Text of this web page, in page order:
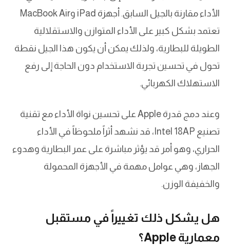
الأداء مقارنة بالجيل السابق. أجهزة iPad وMacBook Air
تعتمد بشكل كبير على الأداء المتوازن والاستقلالية
الطويلة للبطارية، ولذلك يمكن أن يكون هذا الجيل نقطة
تحول في تحسين تجربة الاستخدام دون الحاجة إلى رفع
الاستهلاك الكهربائي.
وعند دمج قدرة Apple على تحسين نواة الأداء مع تقنية
تصنيع Intel 18AP، قد نشهد أثراً ملحوظاً في الأداء
الحراري، وهو أمر قد يؤثر مباشرة على عمر البطارية وهدوء
الجهاز، وهي عوامل مهمة في الأجهزة المحمولة
والخفيفة الوزن.
هل يشكل ذلك تغييراً في مستقبل
معمارية Apple؟